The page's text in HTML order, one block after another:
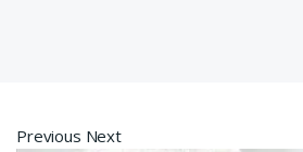
Previous Next